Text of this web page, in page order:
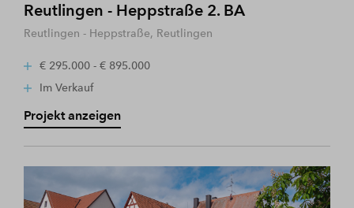
Reutlingen - Heppstraße 2. BA
Reutlingen - Heppstraße, Reutlingen
€ 295.000 - € 895.000
Im Verkauf
Projekt anzeigen